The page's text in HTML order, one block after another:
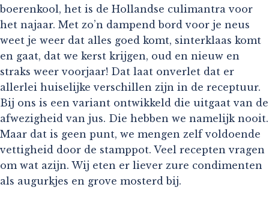
boerenkool, het is de Hollandse culimantra voor
het najaar. Met zo’n dampend bord voor je neus
weet je weer dat alles goed komt, sinterklaas komt
en gaat, dat we kerst krijgen, oud en nieuw en
straks weer voorjaar! Dat laat onverlet dat er
allerlei huiselijke verschillen zijn in de receptuur.
Bij ons is een variant ontwikkeld die uitgaat van de
afwezigheid van jus. Die hebben we namelijk nooit.
Maar dat is geen punt, we mengen zelf voldoende
vettigheid door de stamppot. Veel recepten vragen
om wat azijn. Wij eten er liever zure condimenten
als augurkjes en grove mosterd bij.